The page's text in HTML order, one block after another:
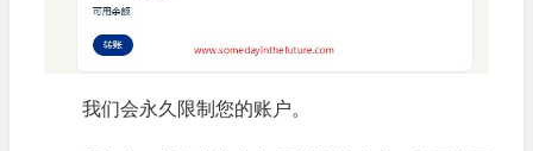
我们会永久限制您的账户。